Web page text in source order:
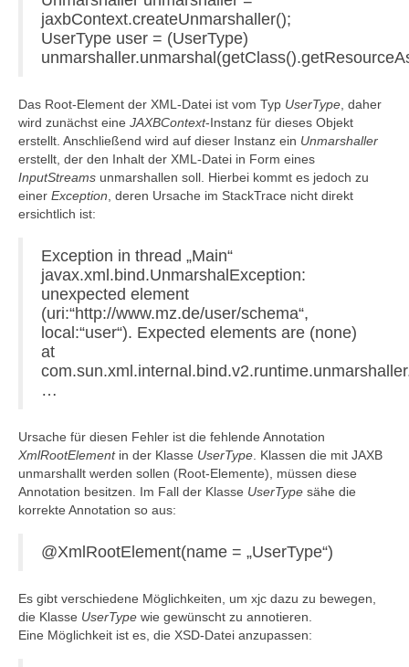
jaxbContext.createUnmarshaller();
UserType user = (UserType)
Das Root-Element der XML-Datei ist vom Typ UserType , daher
wird zunächst eine JAXBContext-Instanz für dieses Objekt
erstellt. Anschließend wird auf dieser Instanz ein Unmarshaller
erstellt, der den Inhalt der XML-Datei in Form eines
InputStreams unmarshallen soll. Hierbei kommt es jedoch zu
einer Exception , deren Ursache im StackTrace nicht direkt
ersichtlich ist:
Exception in thread „Main“
javax.xml.bind.UnmarshalException:
unexpected element
(uri:“http://www.mz.de/user/schema“,
local:“user“). Expected elements are (none)
at
…
Ursache für diesen Fehler ist die fehlende Annotation
XmlRootElementin der Klasse UserType . Klassen die mit JAXB
unmarshallt werden sollen (Root-Elemente), müssen diese
Annotation besitzen. Im Fall der Klasse UserType sähe die
korrekte Annotation so aus:
@XmlRootElement(name = „UserType“)
Es gibt verschiedene Möglichkeiten, um xjc dazu zu bewegen,
die Klasse UserType wie gewünscht zu annotieren.
Eine Möglichkeit ist es, die XSD-Datei anzupassen: